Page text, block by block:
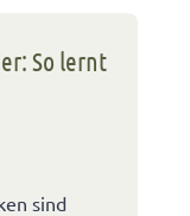
So lernt
sind